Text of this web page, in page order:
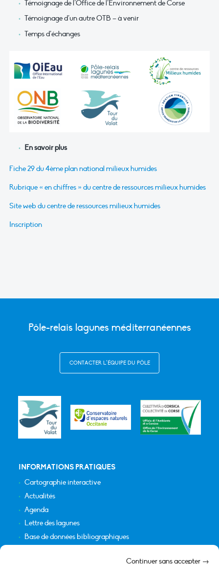
Continuer sans accepter →
Témoignage de l’Office de l’Environnement de Corse
Témoignage d’un autre OTB – à venir
Temps d’échanges
En savoir plus
Fiche 29 du 4ème plan national milieux humides
Rubrique « en chiffres » du centre de ressources milieux humides
Site web du centre de ressources milieux humides
Inscription
Pôle-relais lagunes méditerranéennes
CONTACTER L’ÉQUIPE DU PÔLE
INFORMATIONS PRATIQUES
Cartographie interactive
Actualités
Agenda
Lettre des lagunes
Base de données bibliographiques